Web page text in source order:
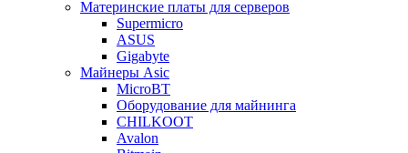
Материнские платы для серверов
Supermicro
ASUS
Gigabyte
Майнеры Asic
MicroBT
Оборудование для майнинга
CHILKOOT
Avalon